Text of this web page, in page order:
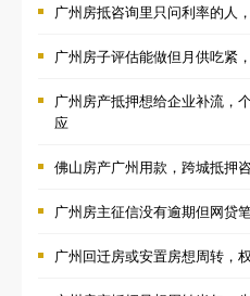
广州房抵咨询里只问利率的人
广州房子评估能做但月供吃紧
广州房产抵押想给企业补流，
应
佛山房产广州用款，跨城抵押
广州房主征信没有逾期但网贷
广州回迁房或安置房想周转，